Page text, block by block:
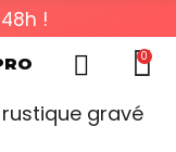
!
0
gravé